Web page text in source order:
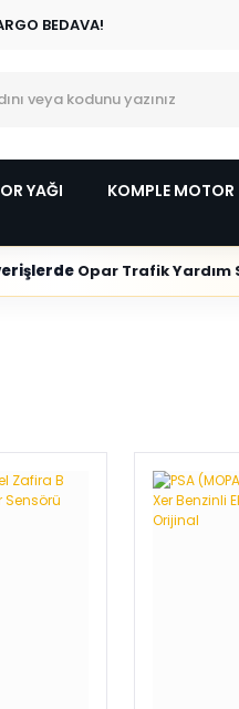
BEDAVA!
YAĞI KOMPLE MOTOR
Opar Trafik Yardım